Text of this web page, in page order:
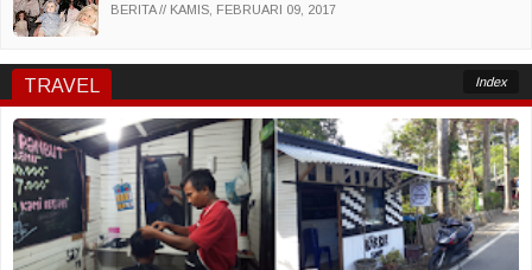
BERITA KAMIS, FEBRUARI 09, 2017
TRAVEL Index